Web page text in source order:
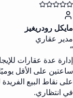
مايكل رودريغيز
مدير عقاري
“
إدارة عدة عقارات
ساعتين على الأقل
على نقاط البيع
في انتظاري.